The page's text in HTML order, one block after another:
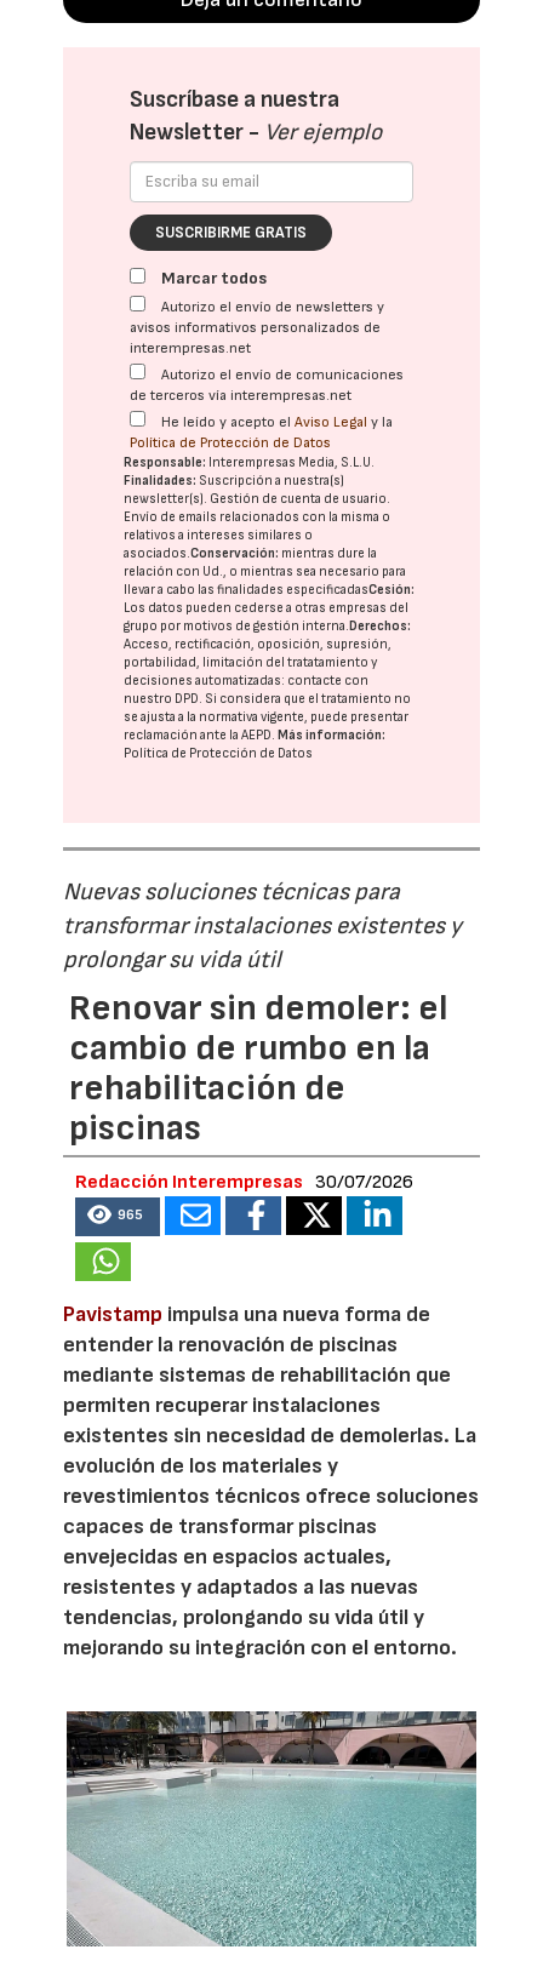
Suscríbase a nuestra
Newsletter - Ver ejemplo
SUSCRIBIRME GRATIS
Marcar todos
Autorizo el envío de newsletters y
avisos informativos personalizados de
interempresas.net
Autorizo el envío de comunicaciones
de terceros vía interempresas.net
He leído y acepto elAviso Legal y la
Política de Protección de Datos
Responsable: Interempresas Media, S.L.U.
Finalidades: Suscripción a nuestra(s)
newsletter(s). Gestión de cuenta de usuario.
Envío de emails relacionados con la misma o
relativos a intereses similares o
asociados.Conservación: mientras dure la
relación con Ud., o mientras sea necesario para
llevar a cabo las finalidades especificadasCesión:
Los datos pueden cederse a otras empresas del
grupo por motivos de gestión interna.Derechos:
Acceso, rectificación, oposición, supresión,
portabilidad, limitación del tratatamiento y
decisiones automatizadas: contacte con
nuestro DPD. Si considera que el tratamiento no
se ajusta a la normativa vigente, puede presentar
reclamación ante laAEPD.Más información:
Política de Protección de Datos
Nuevas soluciones técnicas para
transformar instalaciones existentes y
prolongar su vida útil
Renovar sin demoler: el
cambio de rumbo en la
rehabilitación de
piscinas
Redacción Interempresas 30/07/2026
965
Pavistamp impulsa una nueva forma de
entender la renovación de piscinas
mediante sistemas de rehabilitación que
permiten recuperar instalaciones
existentes sin necesidad de demolerlas. La
evolución de los materiales y
revestimientos técnicos ofrece soluciones
capaces de transformar piscinas
envejecidas en espacios actuales,
resistentes y adaptados a las nuevas
tendencias, prolongando su vida útil y
mejorando su integración con el entorno.